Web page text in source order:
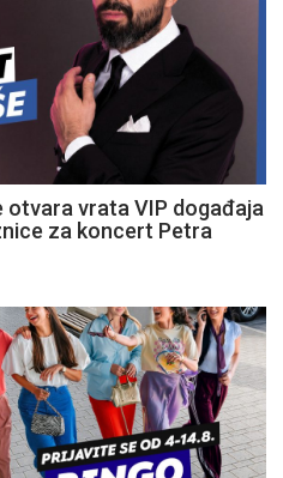
otvara vrata VIP događaja
za koncert Petra